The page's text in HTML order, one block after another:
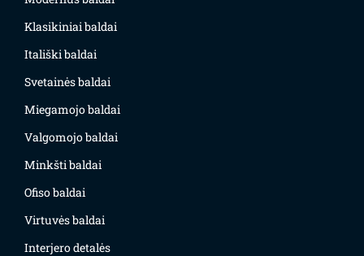
Klasikiniai baldai
Itališki baldai
Svetainės baldai
Miegamojo baldai
Valgomojo baldai
Minkšti baldai
Ofiso baldai
Virtuvės baldai
Interjero detalės